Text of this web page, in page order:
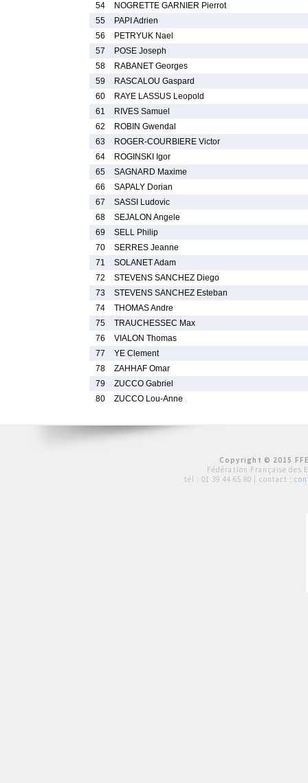
54
NOGRETTE GARNIER Pierrot
55
PAPI Adrien
56
PETRYUK Nael
57
POSE Joseph
58
RABANET Georges
59
RASCALOU Gaspard
60
RAYE LASSUS Leopold
61
RIVES Samuel
62
ROBIN Gwendal
63
ROGER-COURBIERE Victor
64
ROGINSKI Igor
65
SAGNARD Maxime
66
SAPALY Dorian
67
SASSI Ludovic
68
SEJALON Angele
69
SELL Philip
70
SERRES Jeanne
71
SOLANET Adam
72
STEVENS SANCHEZ Diego
73
STEVENS SANCHEZ Esteban
74
THOMAS Andre
75
TRAUCHESSEC Max
76
VIALON Thomas
77
YE Clement
78
ZAHHAF Omar
79
ZUCCO Gabriel
80
ZUCCO Lou-Anne
Copyright © 2015
Fédération Française des
tél : 01 39 44 65 80 | contact :